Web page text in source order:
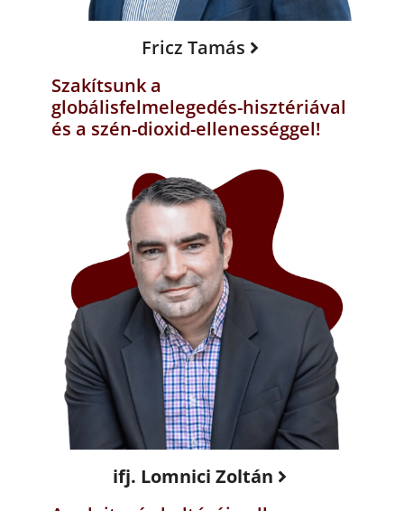
Fricz Tamás
Szakítsunk a
globálisfelmelegedés-hisztériával
és a szén-dioxid-ellenességgel!
ifj. Lomnici Zoltán